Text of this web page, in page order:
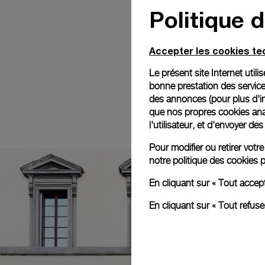
Politique
Accepter les cookies
Le présent site Internet
bonne prestation des
des annonces (pour plus
que nos propres cookies
l'utilisateur, et d'envoyer
Pour modifier ou retirer
notre politique des cookies
En cliquant sur « Tout
En cliquant sur « Tout